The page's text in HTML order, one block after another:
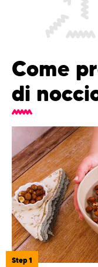
Come
di
Step 1